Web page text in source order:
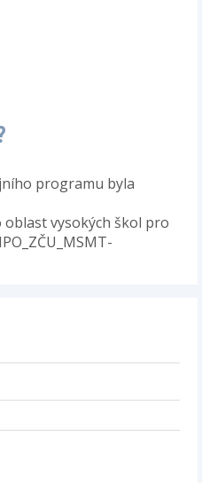
programu byla
vysokých škol pro